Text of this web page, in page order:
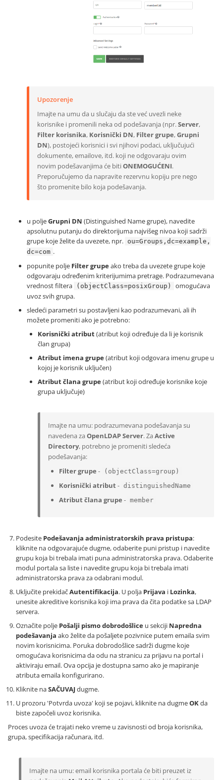
Upozorenje
Imajte na umu da u slučaju da ste već uvezli neke
korisnike i promenili neka od podešavanja (npr.Server,
Filter korisnika, Korisnički DN, Filter grupe,Grupni
DN), postojeći korisnici i svi njihovi podaci, uključujući
dokumente, emailove, itd. koji ne odgovaraju ovim
novim podešavanjima će bitiONEMOGUĆENI.
Preporučujemo da napravite rezervnu kopiju pre nego
što promenite bilo koja podešavanja.
u poljeGrupni DN (Distinguished Name grupe), navedite
apsolutnu putanju do direktorijuma najvišeg nivoa koji sadrži
grupe koje želite da uvezete, npr. ou=Groups,dc=example,
dc=com .
popunite polje Filter grupeako treba da uvezete grupe koje
odgovaraju određenim kriterijumima pretrage. Podrazumevana
vrednost filtera
(objectClass=posixGroup)
omogućava
uvoz svih grupa.
sledeći parametri su postavljeni kao podrazumevani, ali ih
možete promeniti ako je potrebno:
Korisnički atribut(atribut koji određuje da li je korisnik
član grupa)
Atribut imena grupe(atribut koji odgovara imenu grupe u
kojoj je korisnik uključen)
Atribut člana grupe(atribut koji određuje korisnike koje
grupa uključuje)
Imajte na umu: podrazumevana podešavanja su
navedena za OpenLDAP Server. Za Active
Directory, potrebno je promeniti sledeća
podešavanja:
Filter grupe - (objectClass=group)
Korisnički atribut- distinguishedName
Atribut člana grupe - member
Podesite Podešavanja administratorskih prava pristupa:
kliknite na odgovarajuće dugme, odaberite puni pristup i navedite
grupu koja bi trebala imati puna administratorska prava. Odaberite
modul portala sa liste i navedite grupu koja bi trebala imati
administratorska prava za odabrani modul.
Uključite prekidačAutentifikacija. U polja Prijava i Lozinka,
unesite akreditive korisnika koji ima prava da čita podatke sa LDAP
servera.
Označite polje Pošalji pismo dobrodošlice u sekciji Napredna
podešavanja ako želite da pošaljete pozivnice putem emaila svim
novim korisnicima. Poruka dobrodošlice sadrži dugme koje
omogućava korisnicima da odu na stranicu za prijavu na portal i
aktiviraju email. Ova opcija je dostupna samo ako je mapiranje
atributa emaila konfigurirano.
Kliknite naSAČUVAJdugme.
U prozoru 'Potvrda uvoza' koji se pojavi, kliknite na dugmeOKda
biste započeli uvoz korisnika.
Proces uvoza će trajati neko vreme u zavisnosti od broja korisnika,
grupa, specifikacija računara, itd.
Imajte na umu: email korisnika portala će biti preuzet iz